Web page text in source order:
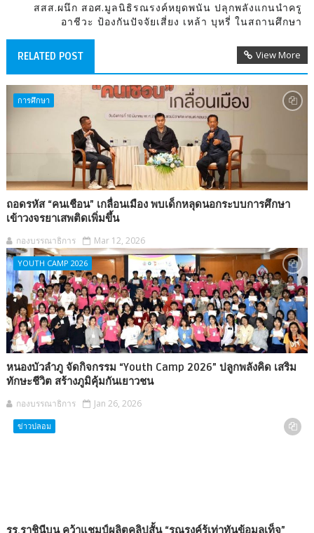
สสส.ผนึก สอศ.มูลนิธิรณรงค์หยุดพนัน ปลุกพลังแกนนำครู
อาชีวะ ป้องกันปัจจัยเสี่ยง เหล้า บุหรี่ ในสถานศึกษา
RELATED POST View More
การศึกษา
ถอดรหัส “คนเชือน” เกลื่อนเมือง พบเด็กหลุดนอกระบบการศึกษา
เข้าวงจรยาเสพติดเพิ่มขึ้น
กองบรรณาธิการ Mar 12, 2026
YOUTH CAMP 2026
หนองบัวลำภู จัดกิจกรรม “Youth Camp 2026” ปลูกพลังคิด เสริม
ทักษะชีวิต สร้างภูมิคุ้มกันเยาวชน
กองบรรณาธิการ Jan 26, 2026
ข่าวปลอม
รร.ราชินีบน คว้าแชมป์ผลิตคลิปสั้น “รณรงค์รู้เท่าทันข้อมูลเท็จ”